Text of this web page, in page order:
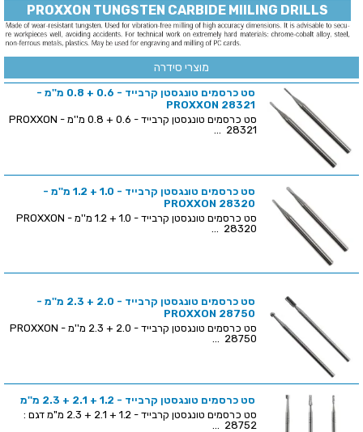
PROXXON TUNGSTEN CARBIDE MIILING DRILLS
מוצרי סידרה
סט כרסמים טונגסטן קרבייד - 0.6 + 0.8 מ''מ -
PROXXON 28321
סט כרסמים טונגסטן קרבייד - 0.6 + 0.8 מ''מ - PROXXON
28321 ...
סט כרסמים טונגסטן קרבייד - 1.0 + 1.2 מ''מ -
PROXXON 28320
סט כרסמים טונגסטן קרבייד - 1.0 + 1.2 מ''מ - PROXXON
28320 ...
סט כרסמים טונגסטן קרבייד - 2.0 + 2.3 מ''מ -
PROXXON 28750
סט כרסמים טונגסטן קרבייד - 2.0 + 2.3 מ''מ - PROXXON
28750 ...
סט כרסמים טונגסטן קרבייד - 1.2 + 2.1 + 2.3 מ''מ
סט כרסמים טונגסטן קרבייד - 1.2 + 2.1 + 2.3 מ"מ דגם :
28752 ...